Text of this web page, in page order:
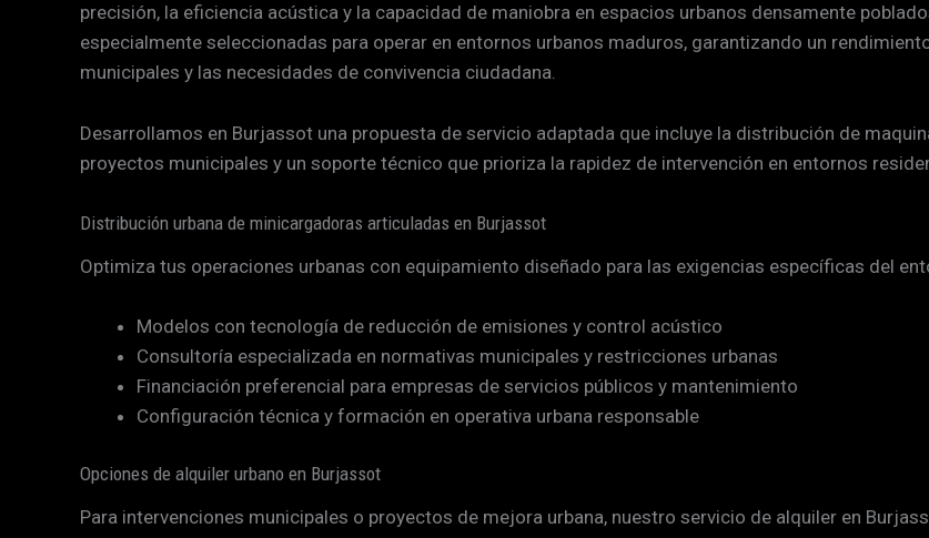
precisión, la eficiencia acústica y la capacidad de maniobra en espacios urbanos densamente
especialmente seleccionadas para operar en entornos urbanos maduros, garantizando un
municipales y las necesidades de convivencia ciudadana.
Desarrollamos en Burjassot una propuesta de servicio adaptada que incluye la distribución de
proyectos municipales y un soporte técnico que prioriza la rapidez de intervención en entornos
Distribución urbana de minicargadoras articuladas en Burjassot
Optimiza tus operaciones urbanas con equipamiento diseñado para las exigencias específicas del
Modelos con tecnología de reducción de emisiones y control acústico
Consultoría especializada en normativas municipales y restricciones urbanas
Financiación preferencial para empresas de servicios públicos y mantenimiento
Configuración técnica y formación en operativa urbana responsable
Opciones de alquiler urbano en Burjassot
Para intervenciones municipales o proyectos de mejora urbana, nuestro servicio de alquiler en